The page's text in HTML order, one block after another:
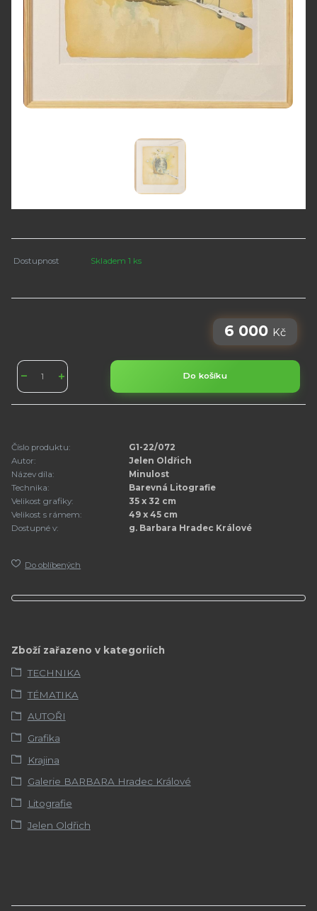
Dostupnost Skladem 1 ks
6 000 Kč
Do košíku
Číslo produktu:
G1-22/072
Autor:
Jelen Oldřich
Název díla:
Minulost
Technika:
Barevná Litografie
Velikost grafiky:
35 x 32 cm
Velikost s rámem:
49 x 45 cm
Dostupné v:
g. Barbara Hradec Králové
Do oblíbených
Zboží zařazeno v kategoriích
TECHNIKA
TÉMATIKA
AUTOŘI
Grafika
Krajina
Galerie BARBARA Hradec Králové
Litografie
Jelen Oldřich